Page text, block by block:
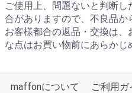
ご使用上、問題ないと判断
合がありますので、不良品か
お客様都合の返品・交換は
な点はお買い物前にあらかじ
maffonについて ご利用ガ